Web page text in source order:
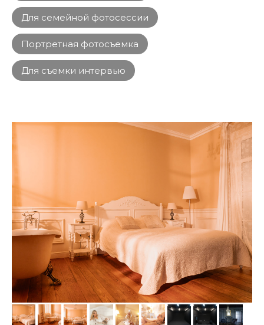
Для семейной фотосессии
Портретная фотосъемка
Для съемки интервью